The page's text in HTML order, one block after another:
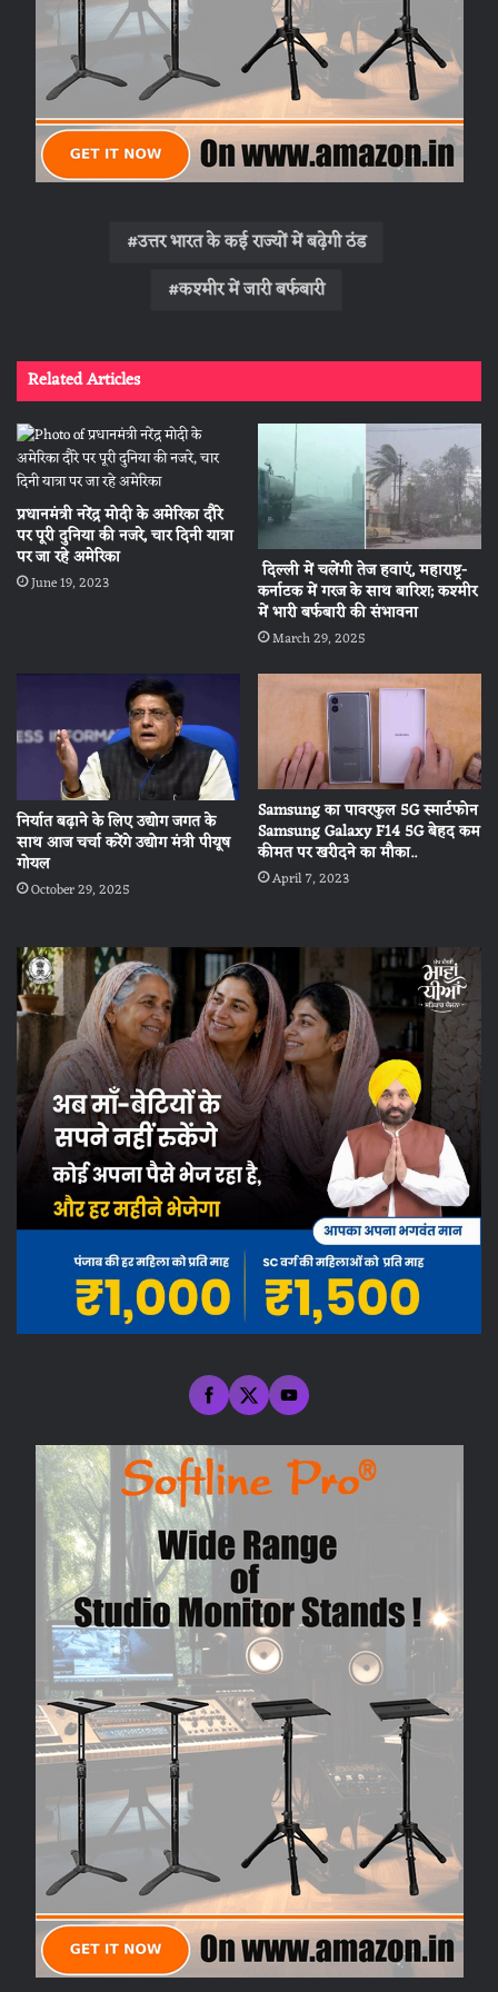
उत्तर भारत के कई राज्यों में बढ़ेगी ठंड
कश्मीर में जारी बर्फबारी
Related Articles
प्रधानमंत्री नरेंद्र मोदी के अमेरिका दौरे
पर पूरी दुनिया की नजरे, चार दिनी यात्रा
पर जा रहे अमेरिका
June 19, 2023 दिल्ली में चलेंगी तेज हवाएं, महाराष्ट्र-
कर्नाटक में गरज के साथ बारिश; कश्मीर
में भारी बर्फबारी की संभावना
March 29, 2025
निर्यात बढ़ाने के लिए उद्योग जगत के
साथ आज चर्चा करेंगे उद्योग मंत्री पीयूष
गोयल
October 29, 2025
Samsung का पावरफुल 5G स्मार्टफोन
Samsung Galaxy F14 5G बेहद कम
कीमत पर खरीदने का मौका..
April 7, 2023